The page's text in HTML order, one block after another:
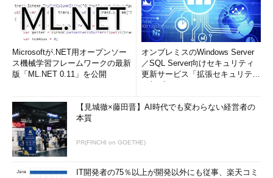
Microsoftが.NET用オープンソー
ス機械学習フレームワークの最新
版「ML.NET 0.11」を公開
オンプレミスのWindows Server
／SQL Server向けセキュリティ
更新サービス「拡張セキュリティ
【見城徹×藤田晋】AI時代でも変わらない経営者の
本質
PR(FINCHI on GOETHE)
IT開発者の75％以上が開発以外にも従事、楽天コミ